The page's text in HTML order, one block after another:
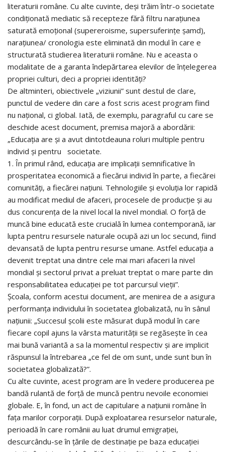
literaturii române. Cu alte cuvinte, deși trăim într-o societate
condiționată mediatic să recepteze fără filtru narațiunea
saturată emoțional (supereroisme, supersuferințe șamd),
narațiunea/ cronologia este eliminată din modul în care e
structurată studierea literaturii române. Nu e aceasta o
modalitate de a garanta îndepărtarea elevilor de înțelegerea
propriei culturi, deci a propriei identități?
De altminteri, obiectivele „viziunii” sunt destul de clare,
punctul de vedere din care a fost scris acest program fiind
nu național, ci global. Iată, de exemplu, paragraful cu care se
deschide acest document, premisa majoră a abordării:
„Educația are și a avut dintotdeauna roluri multiple pentru
individ și pentru societate.
1. În primul rând, educația are implicații semnificative în
prosperitatea economică a fiecărui individ în parte, a fiecărei
comunități, a fiecărei națiuni. Tehnologiile și evoluția lor rapidă
au modificat mediul de afaceri, procesele de producție și au
dus concurența de la nivel local la nivel mondial. O forță de
muncă bine educată este crucială în lumea contemporană, iar
lupta pentru resursele naturale ocupă azi un loc secund, fiind
devansată de lupta pentru resurse umane. Astfel educația a
devenit treptat una dintre cele mai mari afaceri la nivel
mondial și sectorul privat a preluat treptat o mare parte din
responsabilitatea educației pe tot parcursul vieții”.
Școala, conform acestui document, are menirea de a asigura
performanța individului în societatea globalizată, nu în sânul
națiunii: „Succesul școlii este măsurat după modul în care
fiecare copil ajuns la vârsta maturității se regăsește în cea
mai bună variantă a sa la momentul respectiv și are implicit
răspunsul la întrebarea „ce fel de om sunt, unde sunt bun în
societatea globalizată?”.
Cu alte cuvinte, acest program are în vedere producerea pe
bandă rulantă de forță de muncă pentru nevoile economiei
globale. E, în fond, un act de capitulare a națiunii române în
fața marilor corporații. După exploatarea resurselor naturale,
perioadă în care românii au luat drumul emigrației,
descurcându-se în țările de destinație pe baza educației